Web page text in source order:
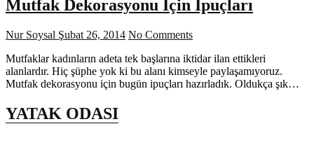
Mutfak Dekorasyonu İçin İpuçları
Nur Soysal Şubat 26, 2014 No Comments
Mutfaklar kadınların adeta tek başlarına iktidar ilan ettikleri
alanlardır. Hiç şüphe yok ki bu alanı kimseyle paylaşamıyoruz.
Mutfak dekorasyonu için bugün ipuçları hazırladık. Oldukça şık…
YATAK ODASI